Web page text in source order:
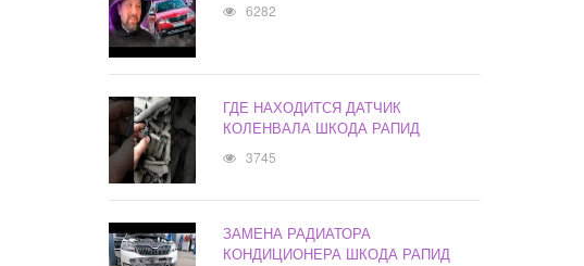
6282
ГДЕ НАХОДИТСЯ ДАТЧИК
КОЛЕНВАЛА ШКОДА РАПИД
3745
ЗАМЕНА РАДИАТОРА
КОНДИЦИОНЕРА ШКОДА РАПИД